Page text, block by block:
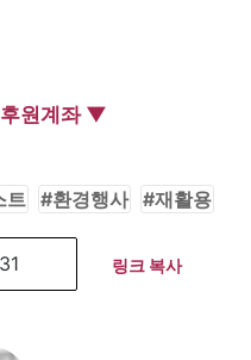
원계좌 ▼
트 환경행사 재활용
링크 복사